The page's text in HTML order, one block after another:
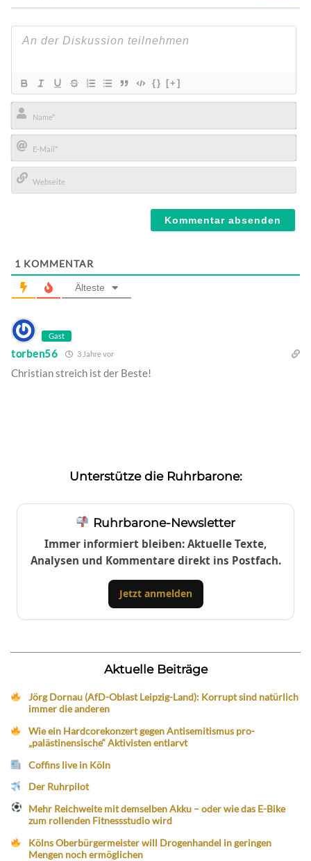
{} [+]
Name*
E-
Mail*
1 KOMMENTAR
Älteste
Gast
torben56 3 Jahre vor
Christian streich ist der Beste!
Unterstütze die Ruhrbarone:
Ruhrbarone-Newsletter
Immer informiert bleiben: Aktuelle Texte,
Analysen und Kommentare direkt ins Postfach.
Jetzt anmelden
Aktuelle Beiträge
Jörg Dornau (AfD-Oblast Leipzig-Land): Korrupt sind natürlich
immer die anderen
Wie ein Hardcorekonzert gegen Antisemitismus pro-
„palästinensische“ Aktivisten entlarvt
Coffins live in Köln
Der Ruhrpilot
Mehr Reichweite mit demselben Akku – oder wie das E-Bike
zum rollenden Fitnessstudio wird
Kölns Oberbürgermeister will Drogenhandel in geringen
Mengen noch ermöglichen